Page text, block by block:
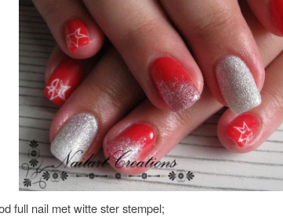
full nail met witte ster stempel;